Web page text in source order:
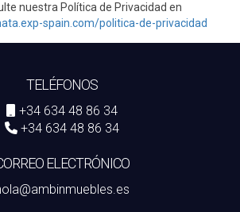
nuestra Política de Privacidad en
spain.com/politica-de-privacidad
TELÉFONOS
+34 634 48 86 34
+34 634 48 86 34
ELECTRÓNICO